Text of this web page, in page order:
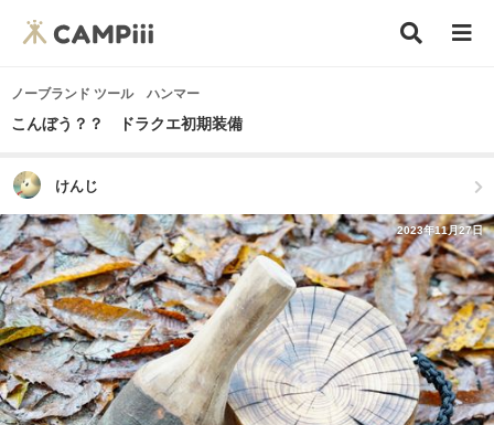
ノーブランド ツール ハンマー
こんぼう？？ ドラクエ初期装備
けんじ
2023年11月27日